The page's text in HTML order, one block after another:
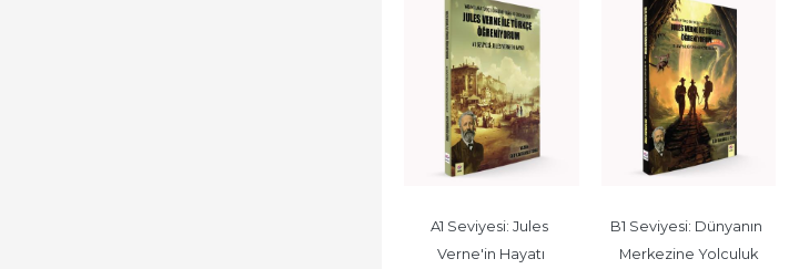
A1 Seviyesi: Jules
Verne'in Hayatı
B1 Seviyesi: Dünyanın
Merkezine Yolculuk